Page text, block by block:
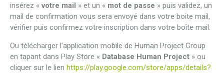
insérez « votre mail » et un « mot de passe » puis validez, un
mail de confirmation vous sera envoyé dans votre boite mail,
vérifier puis confirmez votre inscription dans votre boîte mail.
Ou télécharger l’application mobile de Human Project Group
en tapant dans Play Store « Database Human Project » ou
cliquer sur le lien https://play.google.com/store/apps/details?